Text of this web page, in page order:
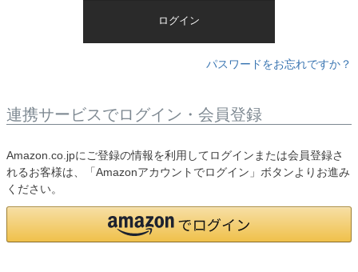
ログイン
パスワードをお忘れですか？
連携サービスでログイン・会員登録
Amazon.co.jpにご登録の情報を利用してログインまたは会員登録さ
れるお客様は、「Amazonアカウントでログイン」ボタンよりお進み
ください。